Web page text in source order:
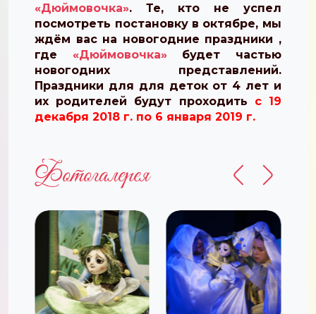
«Дюймовочка». Те, кто не успел
посмотреть постановку в октябре, мы
ждём вас на новогодние праздники ,
где «Дюймовочка»будет частью
новогодних представлений.
Праздники для для деток от 4 лет и
их родителей будут проходить с 19
декабря 2018 г. по 6 января 2019 г.
Фотогалерея